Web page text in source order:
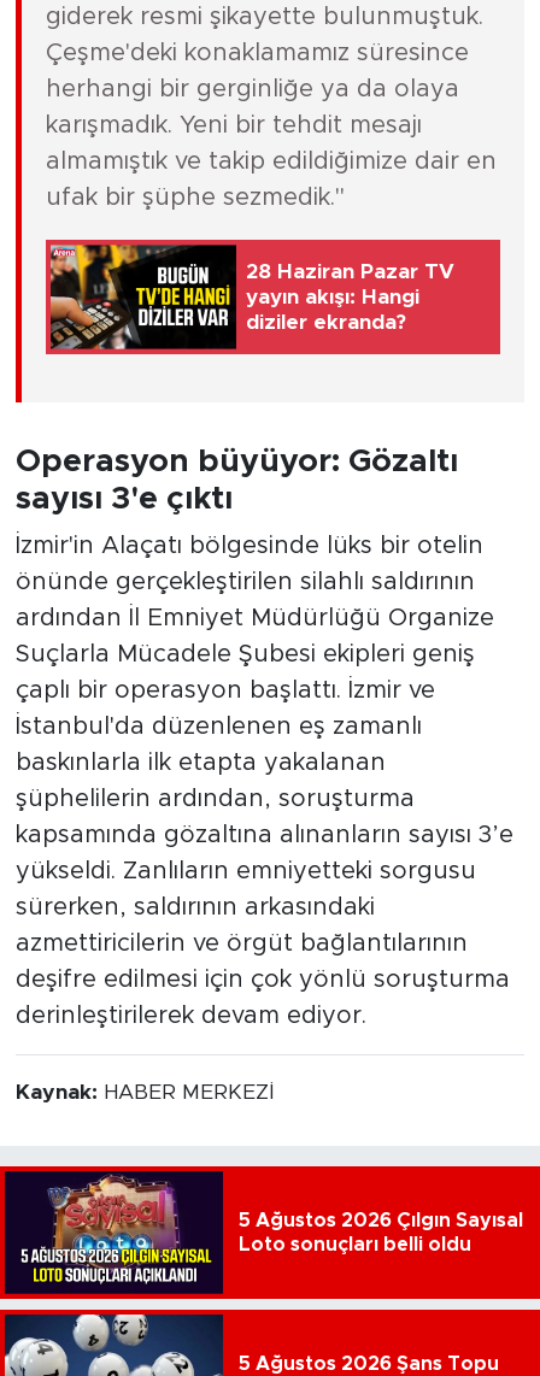
giderek resmi şikayette bulunmuştuk.
Çeşme'deki konaklamamız süresince
herhangi bir gerginliğe ya da olaya
karışmadık. Yeni bir tehdit mesajı
almamıştık ve takip edildiğimize dair en
ufak bir şüphe sezmedik."
28 Haziran Pazar TV
yayın akışı: Hangi
diziler ekranda?
Operasyon büyüyor: Gözaltı
sayısı 3'e çıktı
İzmir'in Alaçatı bölgesinde lüks bir otelin
önünde gerçekleştirilen silahlı saldırının
ardından İl Emniyet Müdürlüğü Organize
Suçlarla Mücadele Şubesi ekipleri geniş
çaplı bir operasyon başlattı. İzmir ve
İstanbul'da düzenlenen eş zamanlı
baskınlarla ilk etapta yakalanan
şüphelilerin ardından, soruşturma
kapsamında gözaltına alınanların sayısı 3’e
yükseldi. Zanlıların emniyetteki sorgusu
sürerken, saldırının arkasındaki
azmettiricilerin ve örgüt bağlantılarının
deşifre edilmesi için çok yönlü soruşturma
derinleştirilerek devam ediyor.
Kaynak: HABER MERKEZİ
5 Ağustos 2026 Çılgın Sayısal
Loto sonuçları belli oldu
5 Ağustos 2026 Şans Topu